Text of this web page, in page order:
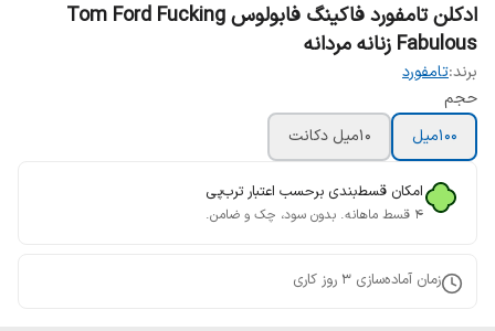
ادکلن تامفورد فاکینگ فابولوس Tom Ford Fucking
Fabulous زنانه مردانه
برند:تامفورد
حجم
100میل
10میل دکانت
امکان قسط‌بندی برحسب اعتبار ترب‌پی
۴ قسط ماهانه. بدون سود، چک و ضامن.
زمان آماده‌سازی 3 روز کاری